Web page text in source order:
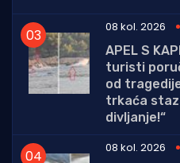
08 kol. 2026
APEL S
turisti
od
trkaća
divljanje!“
08 kol. 2026